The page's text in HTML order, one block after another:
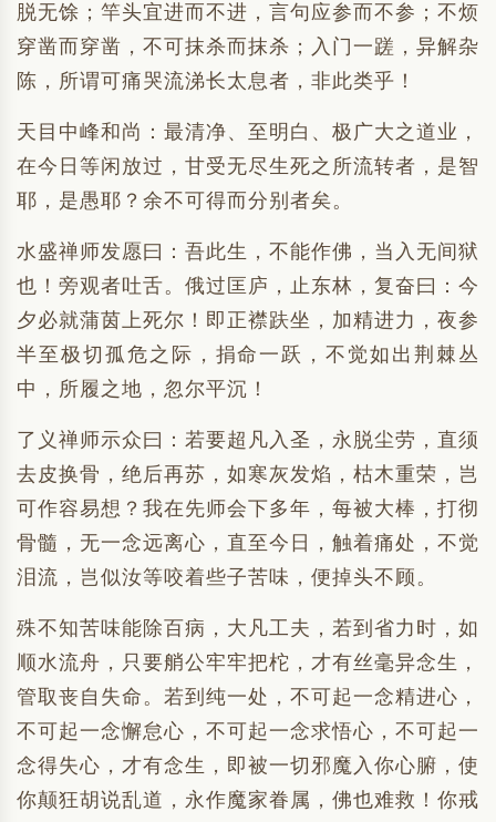
脱无馀；竿头宜进而不进，言句应参而不参；不烦
穿凿而穿凿，不可抹杀而抹杀；入门一蹉，异解杂
陈，所谓可痛哭流涕长太息者，非此类乎！
天目中峰和尚：最清净、至明白、极广大之道业，
在今日等闲放过，甘受无尽生死之所流转者，是智
耶，是愚耶？余不可得而分别者矣。
水盛禅师发愿曰：吾此生，不能作佛，当入无间狱
也！旁观者吐舌。俄过匡庐，止东林，复奋曰：今
夕必就蒲茵上死尔！即正襟趺坐，加精进力，夜参
半至极切孤危之际，捐命一跃，不觉如出荆棘丛
中，所履之地，忽尔平沉！
了义禅师示众曰：若要超凡入圣，永脱尘劳，直须
去皮换骨，绝后再苏，如寒灰发焰，枯木重荣，岂
可作容易想？我在先师会下多年，每被大棒，打彻
骨髓，无一念远离心，直至今日，触着痛处，不觉
泪流，岂似汝等咬着些子苦味，便掉头不顾。
殊不知苦味能除百病，大凡工夫，若到省力时，如
顺水流舟，只要艄公牢牢把柁，才有丝毫异念生，
管取丧自失命。若到纯一处，不可起一念精进心，
不可起一念懈怠心，不可起一念求悟心，不可起一
念得失心，才有念生，即被一切邪魔入你心腑，使
你颠狂胡说乱道，永作魔家眷属，佛也难救！你戒